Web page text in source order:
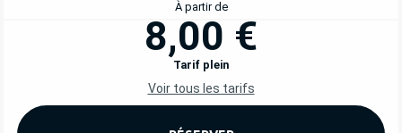
À partir de
8,00 €
Tarif plein
Voir tous les tarifs